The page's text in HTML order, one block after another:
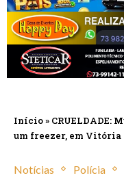
Início» CRUELDADE:
um freezer, em Vitória
Notícias Polícia